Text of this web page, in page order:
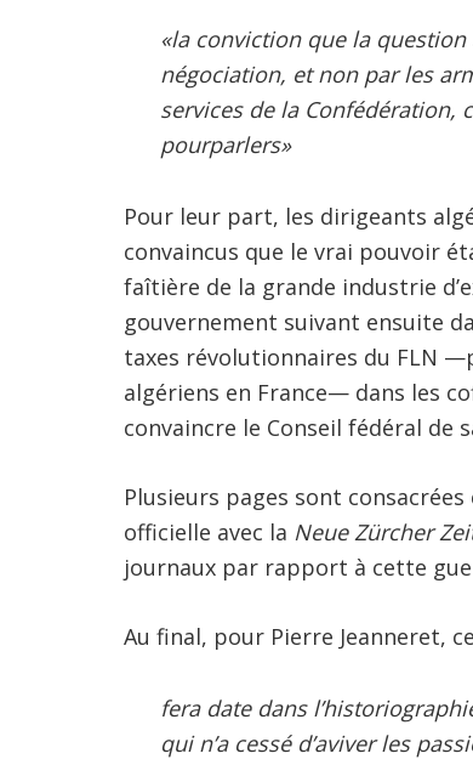
«la conviction que la
négociation, et non par les
services de la Confédération,
pourparlers»
Pour leur part, les dirigeants
convaincus que le vrai pouvoir
faîtière de la grande industrie
gouvernement suivant ensuite
taxes révolutionnaires du FLN
algériens en France— dans les
convaincre le Conseil fédéral de
Plusieurs pages sont
officielle avec la Neue Zürcher
journaux par rapport à cette
Au final, pour Pierre Jeanneret,
fera date dans
qui n’a cessé d’aviver les